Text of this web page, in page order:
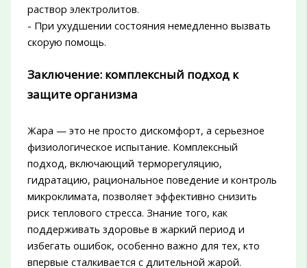
раствор электролитов.
- При ухудшении состояния немедленно вызвать
скорую помощь.
Заключение: комплексный подход к
защите организма
Жара — это не просто дискомфорт, а серьезное
физиологическое испытание. Комплексный
подход, включающий терморегуляцию,
гидратацию, рациональное поведение и контроль
микроклимата, позволяет эффективно снизить
риск теплового стресса. Знание того, как
поддерживать здоровье в жаркий период и
избегать ошибок, особенно важно для тех, кто
впервые сталкивается с длительной жарой.